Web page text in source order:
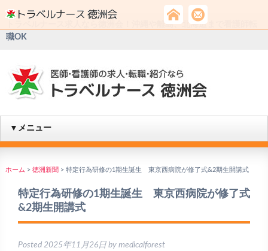
トラベルナース求人なら徳洲会！沖縄や離島、北海道まで看護師転
職OK
▼メニュー
ホーム > 徳洲新聞 > 特定行為研修の1期生誕生 東京西病院が修了式&2期生開講式
特定行為研修の1期生誕生 東京西病院が修了式
&2期生開講式
Posted 2025年11月26日 by medicalforest